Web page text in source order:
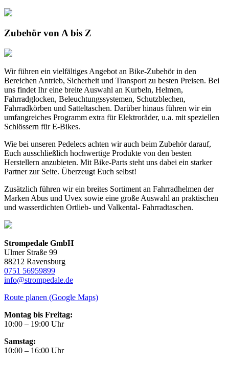
Zubehör von A bis Z
Wir führen ein vielfältiges Angebot an Bike-Zubehör in den
Bereichen Antrieb, Sicherheit und Transport zu besten Preisen. Bei
uns findet Ihr eine breite Auswahl an Kurbeln, Helmen,
Fahrradglocken, Beleuchtungssystemen, Schutzblechen,
Fahrradkörben und Satteltaschen. Darüber hinaus führen wir ein
umfangreiches Programm extra für Elektroräder, u.a. mit speziellen
Schlössern für E-Bikes.
Wie bei unseren Pedelecs achten wir auch beim Zubehör darauf,
Euch ausschließlich hochwertige Produkte von den besten
Herstellern anzubieten. Mit Bike-Parts steht uns dabei ein starker
Partner zur Seite. Überzeugt Euch selbst!
Zusätzlich führen wir ein breites Sortiment an Fahrradhelmen der
Marken Abus und Uvex sowie eine große Auswahl an praktischen
und wasserdichten Ortlieb- und Valkental- Fahrradtaschen.
Strompedale GmbH
Ulmer Straße 99
88212 Ravensburg
0751 56959899
info@strompedale.de
Route planen (Google Maps)
Montag bis Freitag:
10:00 – 19:00 Uhr
Samstag:
10:00 – 16:00 Uhr